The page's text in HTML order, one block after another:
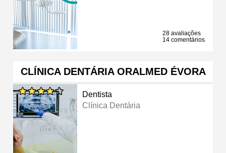
28 avaliações
14 comentários
CLÍNICA DENTÁRIA ORALMED ÉVORA
Dentista
Clínica Dentária